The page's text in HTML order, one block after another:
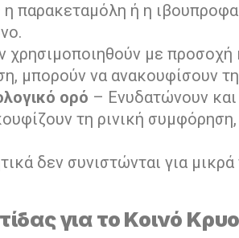
παρακεταμόλη ή η
χρησιμοποιηθούν με προσοχή
μπορούν να ανακουφίσουν
ορό – Ενυδατώνουν και
τη ρινική
δεν συνιστώνται για μικρά
για το Κοινό